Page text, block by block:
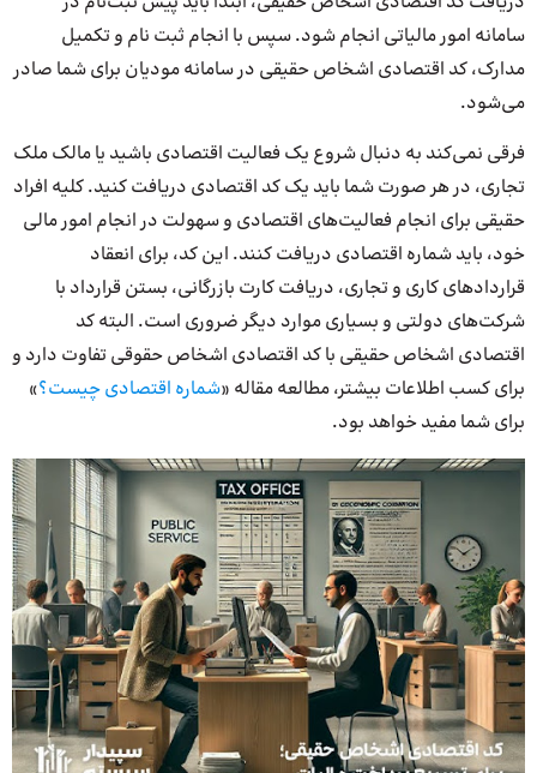
سامانه امور مالیاتی انجام شود. سپس با انجام ثبت نام و تکمیل
مدارک، کد اقتصادی اشخاص حقیقی در سامانه مودیان برای شما صادر
می‌شود.
فرقی نمی‌کند به دنبال شروع یک فعالیت اقتصادی باشید یا مالک ملک
تجاری، در هر صورت شما باید یک کد اقتصادی دریافت کنید. کلیه افراد
حقیقی برای انجام فعالیت‌های اقتصادی و سهولت در انجام امور مالی
خود، باید شماره اقتصادی دریافت کنند. این کد، برای انعقاد
قراردادهای کاری و تجاری، دریافت کارت بازرگانی، بستن قرارداد با
شرکت‌های دولتی و بسیاری موارد دیگر ضروری است. البته کد
اقتصادی اشخاص حقیقی با کد اقتصادی اشخاص حقوقی تفاوت دارد و
برای کسب اطلاعات بیشتر، مطالعه مقاله «شماره اقتصادی چیست؟»
برای شما مفید خواهد بود.